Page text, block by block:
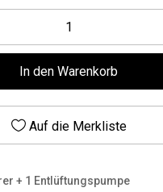
In den Warenkorb
Auf die Merkliste
+ 1 Entlüftungspumpe